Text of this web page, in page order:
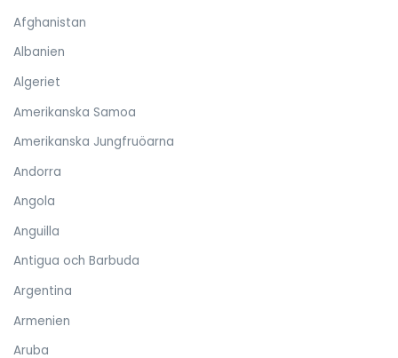
Afghanistan
Albanien
Algeriet
Amerikanska Samoa
Amerikanska Jungfruöarna
Andorra
Angola
Anguilla
Antigua och Barbuda
Argentina
Armenien
Aruba